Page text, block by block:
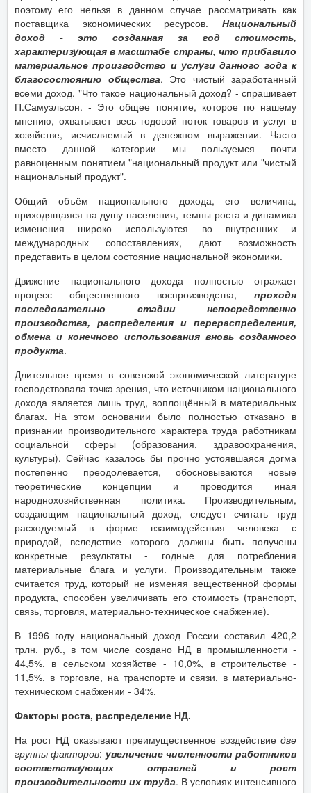
поэтому его нельзя в данном случае рассматривать как
поставщика экономических ресурсов. Национальный
доход - это созданная за год стоимость,
характеризующая в масштабе страны, что прибавило
материальное производство и услуги данного года к
благосостоянию общества. Это чистый заработанный
всеми доход. "Что такое национальный доход? - спрашивает
П.Самуэльсон. - Это общее понятие, которое по нашему
мнению, охватывает весь годовой поток товаров и услуг в
хозяйстве, исчисляемый в денежном выражении. Часто
вместо данной категории мы пользуемся почти
равноценным понятием "национальный продукт или "чистый
национальный продукт".
Общий объём национального дохода, его величина,
приходящаяся на душу населения, темпы роста и динамика
изменения широко используются во внутренних и
международных сопоставлениях, дают возможность
представить в целом состояние национальной экономики.
Движение национального дохода полностью отражает
процесс общественного воспроизводства, проходя
последовательно стадии непосредственно
производства, распределения и перераспределения,
обмена и конечного использования вновь созданного
продукта.
Длительное время в советской экономической литературе
господствовала точка зрения, что источником национального
дохода является лишь труд, воплощённый в материальных
благах. На этом основании было полностью отказано в
признании производительного характера труда работникам
социальной сферы (образования, здравоохранения,
культуры). Сейчас казалось бы прочно устоявшаяся догма
постепенно преодолевается, обосновываются новые
теоретические концепции и проводится иная
народнохозяйственная политика. Производительным,
создающим национальный доход, следует считать труд
расходуемый в форме взаимодействия человека с
природой, вследствие которого должны быть получены
конкретные результаты - годные для потребления
материальные блага и услуги. Производительным также
считается труд, который не изменяя вещественной формы
продукта, способен увеличивать его стоимость (транспорт,
связь, торговля, материально-техническое снабжение).
В 1996 году национальный доход России составил 420,2
трлн. руб., в том числе создано НД в промышленности -
44,5%, в сельском хозяйстве - 10,0%, в строительстве -
11,5%, в торговле, на транспорте и связи, в материально-
техническом снабжении - 34%.
Факторы роста, распределение НД.
На рост НД оказывают преимущественное воздействие две
группы факторов: увеличение численности работников
соответствующих отраслей и рост
производительности их труда. В условиях интенсивного